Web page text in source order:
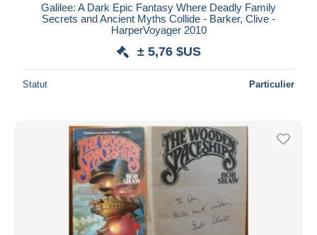
Galilee: A Dark Epic Fantasy Where Deadly Family
Secrets and Ancient Myths Collide - Barker, Clive -
HarperVoyager 2010
± 5,76 $US
Statut Particulier